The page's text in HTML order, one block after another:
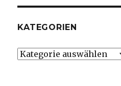
KATEGORIEN
Kategorien